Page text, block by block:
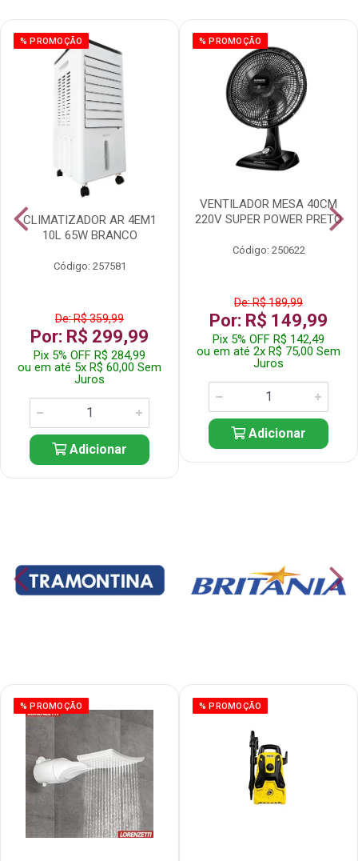
% PROMOÇÃO
CLIMATIZADOR AR 4EM1
10L 65W BRANCO
Código: 257581
De: R$ 359,99
Por: R$ 299,99
Pix 5% OFF R$ 284,99
ou em até 5x R$ 60,00 Sem
Juros
Adicionar
% PROMOÇÃO
VENTILADOR MESA 40CM
220V SUPER POWER PRETO
Código: 250622
De: R$ 189,99
Por: R$ 149,99
Pix 5% OFF R$ 142,49
ou em até 2x R$ 75,00 Sem
Juros
Adicionar
% PROMOÇÃO % PROMOÇÃO